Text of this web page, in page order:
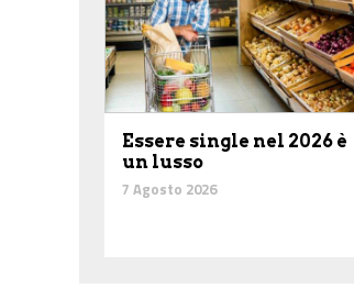
Essere single nel 2026 è
un lusso
7 Agosto 2026